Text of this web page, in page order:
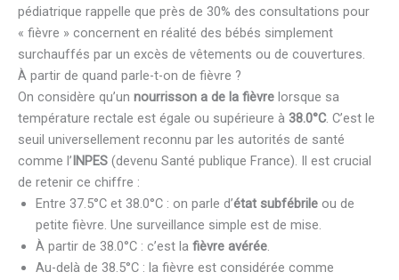
pédiatrique rappelle que près de 30% des consultations pour
« fièvre » concernent en réalité des bébés simplement
surchauffés par un excès de vêtements ou de couvertures.
À partir de quand parle-t-on de fièvre ?
On considère qu’un nourrisson a de la fièvre lorsque sa
température rectale est égale ou supérieure à 38.0°C. C’est le
seuil universellement reconnu par les autorités de santé
comme l’INPES (devenu Santé publique France). Il est crucial
de retenir ce chiffre :
Entre 37.5°C et 38.0°C : on parle d’état subfébrile ou de
petite fièvre. Une surveillance simple est de mise.
À partir de 38.0°C : c’est la fièvre avérée.
Au-delà de 38.5°C : la fièvre est considérée comme